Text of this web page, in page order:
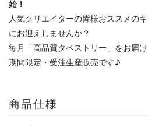
始！
人気クリエイターの皆様おススメの
にお迎えしませんか？
毎月「高品質タペストリー」をお届け
期間限定・受注生産販売です♪
商品仕様